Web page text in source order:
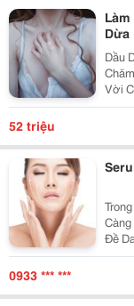
Dừa
Dầu
Vời
Phổ
52 triệu
Đề
Được
.
0933 *** ***